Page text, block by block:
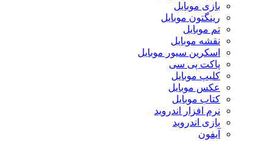
بازی موبایل
رینگتون موبایل
تم موبایل
نقشه موبایل
اسکرین سیور موبایل
پاکت پی سی
کلیپ موبایل
عکس موبایل
کتاب موبایل
نرم افزار اندروید
بازی اندروید
آیفون